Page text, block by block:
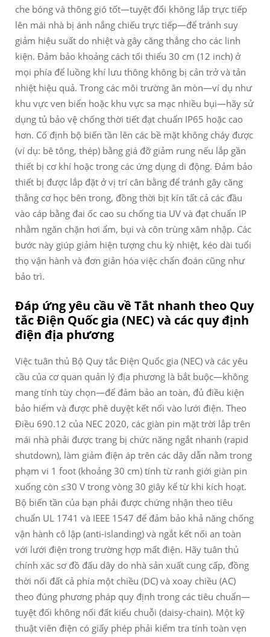
che bóng và thông gió tốt—tuyệt đối không lắp trực tiếp
lên mái nhà bị ánh nắng chiếu trực tiếp—để tránh suy
giảm hiệu suất do nhiệt và gây căng thẳng cho các linh
kiện. Đảm bảo khoảng cách tối thiểu 30 cm (12 inch) ở
mọi phía để luồng khí lưu thông không bị cản trở và tản
nhiệt hiệu quả. Trong các môi trường ăn mòn—ví dụ như
khu vực ven biển hoặc khu vực sa mạc nhiều bụi—hãy sử
dụng tủ bảo vệ chống thời tiết đạt chuẩn IP65 hoặc cao
hơn. Cố định bộ biến tần lên các bề mặt không cháy được
(ví dụ: bê tông, thép) bằng giá đỡ giảm rung nếu lắp gần
thiết bị cơ khí hoặc trong các ứng dụng di động. Đảm bảo
thiết bị được lắp đặt ở vị trí cân bằng để tránh gây căng
thẳng cơ học bên trong, đồng thời bịt kín tất cả các đầu
vào cáp bằng đai ốc cao su chống tia UV và đạt chuẩn IP
nhằm ngăn chặn hơi ẩm, bụi và côn trùng xâm nhập. Các
bước này giúp giảm hiện tượng chu kỳ nhiệt, kéo dài tuổi
thọ vận hành và đơn giản hóa việc chẩn đoán cũng như
bảo trì.
Đáp ứng yêu cầu về Tắt nhanh theo Quy
tắc Điện Quốc gia (NEC) và các quy định
điện địa phương
Việc tuân thủ Bộ Quy tắc Điện Quốc gia (NEC) và các yêu
cầu của cơ quan quản lý địa phương là bắt buộc—không
mang tính tùy chọn—để đảm bảo an toàn, đủ điều kiện
bảo hiểm và được phê duyệt kết nối vào lưới điện. Theo
Điều 690.12 của NEC 2020, các giàn pin mặt trời lắp trên
mái nhà phải được trang bị chức năng ngắt nhanh (rapid
shutdown), làm giảm điện áp trên các dây dẫn nằm trong
phạm vi 1 foot (khoảng 30 cm) tính từ ranh giới giàn pin
xuống còn ≤30 V trong vòng 30 giây kể từ khi kích hoạt.
Bộ biến tần của bạn phải được chứng nhận theo tiêu
chuẩn UL 1741 và IEEE 1547 để đảm bảo khả năng chống
vận hành cô lập (anti-islanding) và ngắt kết nối an toàn
với lưới điện trong trường hợp mất điện. Hãy tuân thủ
chính xác sơ đồ đấu dây do nhà sản xuất cung cấp, đồng
thời nối đất cả phía một chiều (DC) và xoay chiều (AC)
theo đúng phương pháp quy định trong các tiêu chuẩn—
tuyệt đối không nối đất kiểu chuỗi (daisy-chain). Một kỹ
thuật viên điện có giấy phép phải kiểm tra tính toàn vẹn